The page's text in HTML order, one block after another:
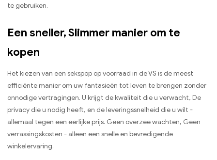
te gebruiken.
Een sneller, Slimmer manier om te
kopen
Het kiezen van een sekspop op voorraad in de VS is de meest
efficiënte manier om uw fantasieën tot leven te brengen zonder
onnodige vertragingen. U krijgt de kwaliteit die u verwacht, De
privacy die u nodig heeft, en de leveringssnelheid die u wilt -
allemaal tegen een eerlijke prijs. Geen overzee wachten, Geen
verrassingskosten - alleen een snelle en bevredigende
winkelervaring.